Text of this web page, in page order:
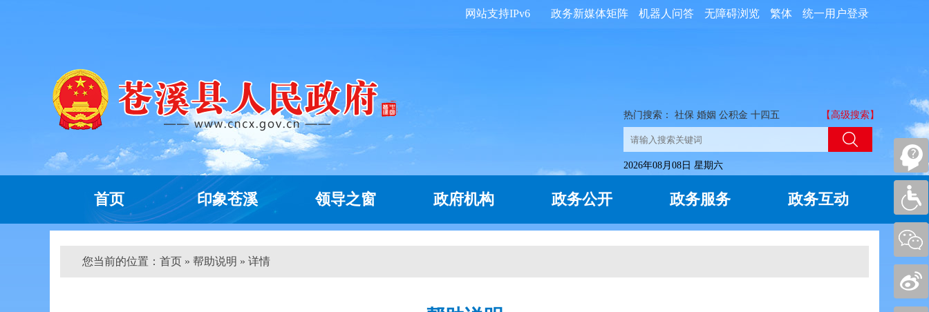
统一用户登录
繁体
无障碍浏览
机器人问答
政务新媒体矩阵
网站支持IPv6
热门搜索： 社保 婚姻 公积金 十四五 【高级搜索】
2026年08月08日 星期六
首页 印象苍溪 领导之窗 政府机构 政务公开 政务服务 政务互动
您当前的位置： 首页 » 帮助说明 » 详情